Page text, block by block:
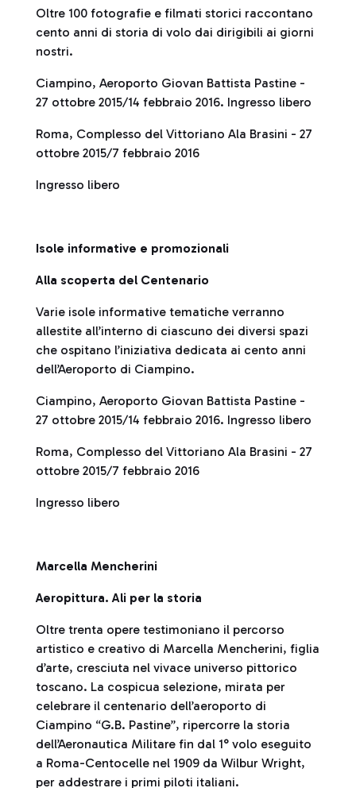
Oltre 100 fotografie e filmati storici raccontano
cento anni di storia di volo dai dirigibili ai giorni
nostri.
Ciampino, Aeroporto Giovan Battista Pastine -
27 ottobre 2015/14 febbraio 2016. Ingresso libero
Roma, Complesso del Vittoriano Ala Brasini - 27
ottobre 2015/7 febbraio 2016
Ingresso libero
Isole informative e promozionali
Alla scoperta del Centenario
Varie isole informative tematiche verranno
allestite all’interno di ciascuno dei diversi spazi
che ospitano l’iniziativa dedicata ai cento anni
dell’Aeroporto di Ciampino.
Ciampino, Aeroporto Giovan Battista Pastine -
27 ottobre 2015/14 febbraio 2016. Ingresso libero
Roma, Complesso del Vittoriano Ala Brasini - 27
ottobre 2015/7 febbraio 2016
Ingresso libero
Marcella Mencherini
Aeropittura. Ali per la storia
Oltre trenta opere testimoniano il percorso
artistico e creativo di Marcella Mencherini, figlia
d’arte, cresciuta nel vivace universo pittorico
toscano. La cospicua selezione, mirata per
celebrare il centenario dell’aeroporto di
Ciampino “G.B. Pastine”, ripercorre la storia
dell’Aeronautica Militare fin dal 1° volo eseguito
a Roma-Centocelle nel 1909 da Wilbur Wright,
per addestrare i primi piloti italiani.